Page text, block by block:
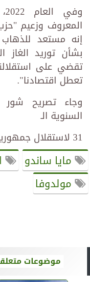
المعروف وزعيم
إنه مستعد
بشأن توريد
تقضي على
تعطل اقتصادنا".
وجاء تصريح
السنوية الـ
31 لاستقلال جمهورية مولدوفا عن .
مايا ساندو
مولدوفا
موضوعات